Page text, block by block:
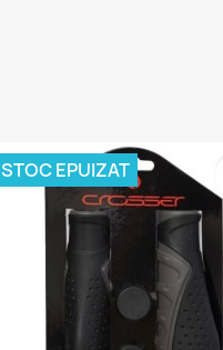
STOC EPUIZAT